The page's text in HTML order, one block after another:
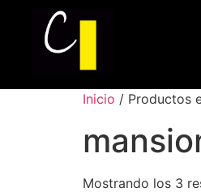
Inicio / Productos
Mostrando los 3